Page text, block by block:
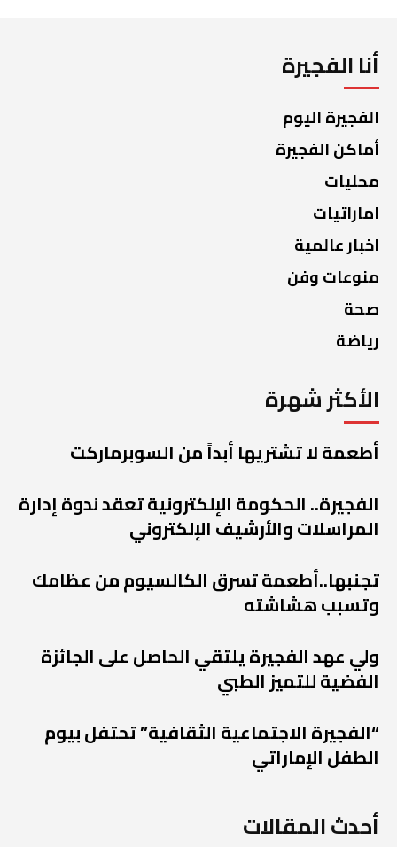
أنا الفجيرة
الفجيرة اليوم
أماكن الفجيرة
محليات
اماراتيات
اخبار عالمية
منوعات وفن
صحة
رياضة
الأكثر شهرة
أطعمة لا تشتريها أبداً من السوبرماركت
الفجيرة.. الحكومة الإلكترونية تعقد ندوة إدارة
المراسلات والأرشيف الإلكتروني
تجنبها..أطعمة تسرق الكالسيوم من عظامك
وتسبب هشاشته
ولي عهد الفجيرة يلتقي الحاصل على الجائزة
الفضية للتميز الطبي
“الفجيرة الاجتماعية الثقافية” تحتفل بيوم
الطفل الإماراتي
أحدث المقالات